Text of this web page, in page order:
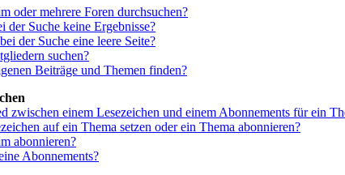
oder mehrere Foren durchsuchen?
der Suche keine Ergebnisse?
der Suche eine leere Seite?
suchen?
Beiträge und Themen finden?
zwischen einem Lesezeichen und einem Abonnements für ein
auf ein Thema setzen oder ein Thema abonnieren?
abonnieren?
Abonnements?